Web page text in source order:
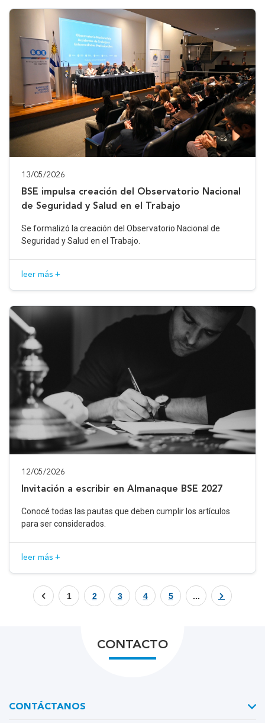
13/05/2026
BSE impulsa creación del Observatorio Nacional
de Seguridad y Salud en el Trabajo
Se formalizó la creación del Observatorio Nacional de
Seguridad y Salud en el Trabajo.
leer más +
12/05/2026
Invitación a escribir en Almanaque BSE 2027
Conocé todas las pautas que deben cumplir los artículos
para ser considerados.
leer más +
1 2 3 4 5 ...
CONTACTO
CONTÁCTANOS